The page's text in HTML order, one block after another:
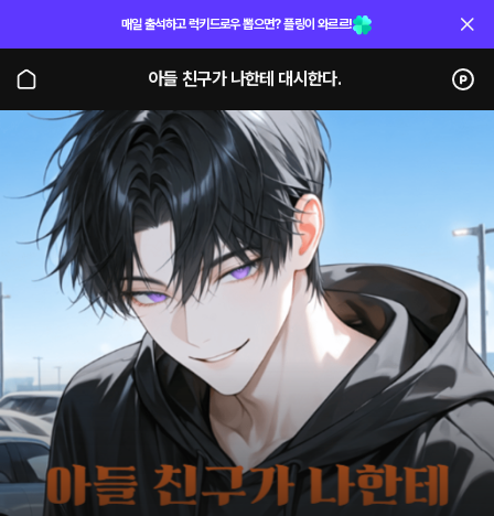
매일 출석하고 럭키드로우 뽑으면? 플링이 와르르!
아들 친구가 나한테 대시한다.